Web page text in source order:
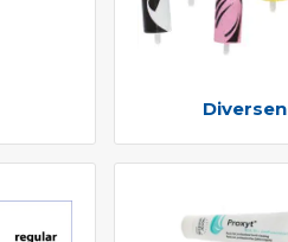
Diversen